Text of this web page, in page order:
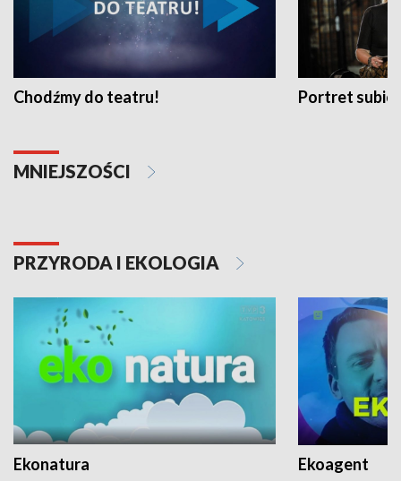
Chodźmy do teatru! Portret
MNIEJSZOŚCI
PRZYRODA I EKOLOGIA
Ekonatura Ekoagent